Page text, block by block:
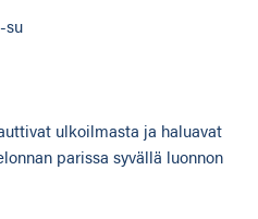
su
ulkoilmasta ja haluavat
parissa syvällä luonnon